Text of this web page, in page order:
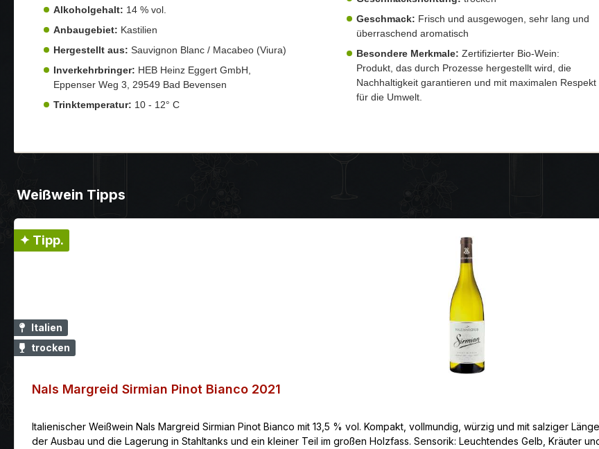
Alkoholgehalt: 14 % vol.
Anbaugebiet: Kastilien
Hergestellt aus: Sauvignon Blanc / Macabeo (Viura)
Inverkehrbringer: HEB Heinz Eggert GmbH,
Eppenser Weg 3, 29549 Bad Bevensen
Trinktemperatur: 10 - 12° C
Geschmack: Frisch und ausgewogen, sehr lang und
überraschend aromatisch
Besondere Merkmale: Zertifizierter Bio-Wein:
Produkt, das durch Prozesse hergestellt wird, die
Nachhaltigkeit garantieren und mit maximalen Respekt
für die Umwelt.
Weißwein Tipps
✦ Tipp.
Italien
trocken
Nals Margreid Sirmian Pinot Bianco 2021
Italienischer Weißwein Nals Margreid Sirmian Pinot Bianco mit 13,5 % vol. Kompakt, vollmundig, würzig und mit salziger
der Ausbau und die Lagerung in Stahltanks und ein kleiner Teil im großen Holzfass. Sensorik: Leuchtendes Gelb, Kräuter